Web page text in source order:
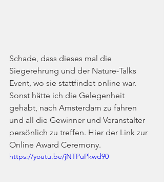
Schade, dass dieses mal die
Siegerehrung und der Nature-Talks
Event, wo sie stattfindet online war.
Sonst hätte ich die Gelegenheit
gehabt, nach Amsterdam zu fahren
und all die Gewinner und Veranstalter
persönlich zu treffen. Hier der Link zur
Online Award Ceremony.
https://youtu.be/jNTPuPkwd90